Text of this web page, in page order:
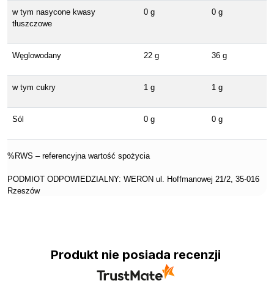
w tym nasycone kwasy
tłuszczowe
0 g 0 g
Węglowodany 22 g 36 g
w tym cukry 1 g 1 g
Sól 0 g 0 g
%RWS – referencyjna wartość spożycia
PODMIOT ODPOWIEDZIALNY: WERON ul. Hoffmanowej 21/2, 35-016
Rzeszów
Produkt nie posiada recenzji